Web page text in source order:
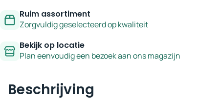
Ruim assortiment
Zorgvuldig geselecteerd op kwaliteit
Bekijk op locatie
Plan eenvoudig een bezoek aan ons magazijn
Beschrijving